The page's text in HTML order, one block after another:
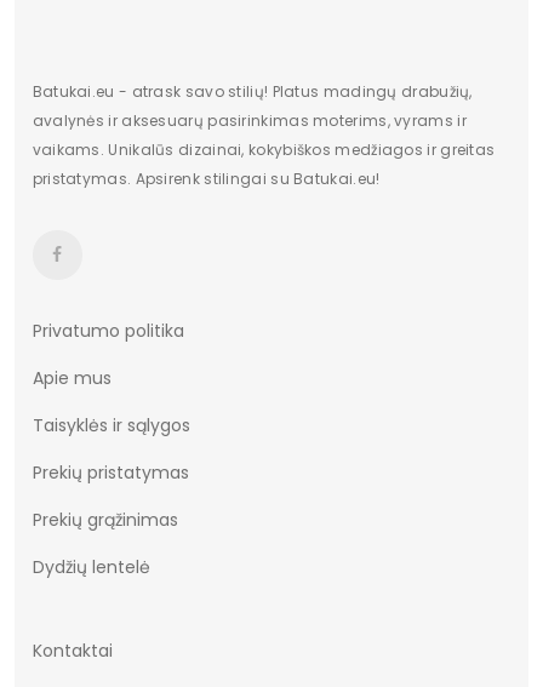
Batukai.eu - atrask savo stilių! Platus madingų drabužių,
avalynės ir aksesuarų pasirinkimas moterims, vyrams ir
vaikams. Unikalūs dizainai, kokybiškos medžiagos ir greitas
pristatymas. Apsirenk stilingai su Batukai.eu!
Privatumo politika
Apie mus
Taisyklės ir sąlygos
Prekių pristatymas
Prekių grąžinimas
Dydžių lentelė
Kontaktai